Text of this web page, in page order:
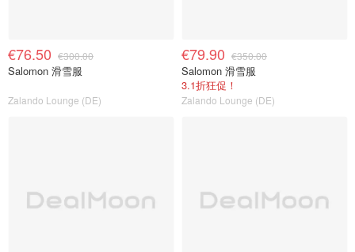
€76.50 €300.00
Salomon 滑雪服
Zalando Lounge (DE)
€79.90 €350.00
Salomon 滑雪服
3.1折狂促！
Zalando Lounge (DE)